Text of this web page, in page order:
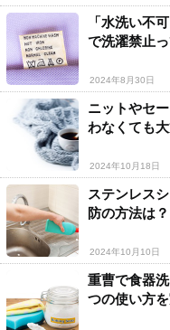
「水洗い不
で洗濯禁止
2024年8月30日
ニットやセ
わなくても大
2024年10月18日
ステンレス
防の方法は？
2024年10月10日
重曹で食器
つの使い方を